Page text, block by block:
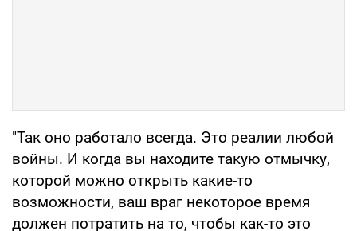
"Так оно работало всегда. Это реалии любой
войны. И когда вы находите такую отмычку,
которой можно открыть какие-то
возможности, ваш враг некоторое время
должен потратить на то, чтобы как-то это